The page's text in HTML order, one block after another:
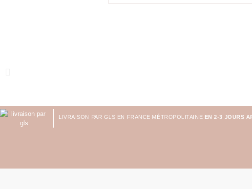
LIVRAISON PAR GLS EN FRANCE MÉTROPOLITAINE EN 2-3 JOURS